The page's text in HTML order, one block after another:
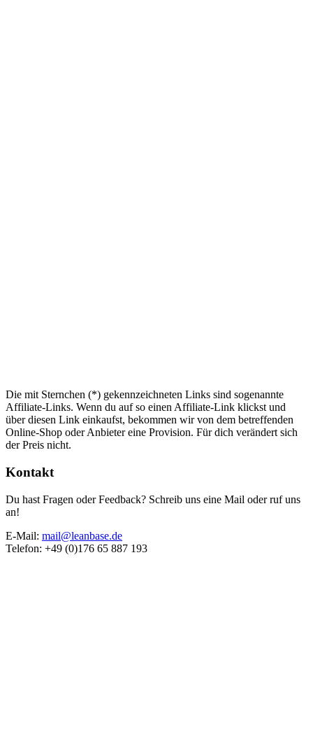
Die mit Sternchen (*) gekennzeichneten Links sind sogenannte
Affiliate-Links. Wenn du auf so einen Affiliate-Link klickst und
über diesen Link einkaufst, bekommen wir von dem betreffenden
Online-Shop oder Anbieter eine Provision. Für dich verändert sich
der Preis nicht.
Kontakt
Du hast Fragen oder Feedback? Schreib uns eine Mail oder ruf uns
an!
E-Mail: mail@leanbase.de
Telefon: +49 (0)176 65 887 193